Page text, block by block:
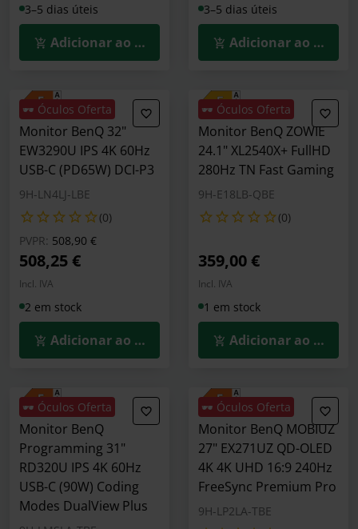
3–5 dias úteis
Adicionar ao Carrinho
3–5 dias úteis
Adicionar ao
🕶️ Óculos Oferta
Monitor BenQ 32"
EW3290U IPS 4K 60Hz
USB-C (PD65W) DCI-P3
9H-LN4LJ-LBE
(0)
PVPR: Preço reduzido de
508,90 €para
508,25 €
Incl. IVA
2 em stock
Adicionar ao Carrinho
🕶️ Óculos Oferta
Monitor BenQ ZOWIE
24.1" XL2540X+ FullHD
280Hz TN Fast Gaming
9H-E18LB-QBE
(0)
359,00 €
Incl. IVA
1 em stock
Adicionar ao
🕶️ Óculos Oferta
Monitor BenQ
Programming 31"
RD320U IPS 4K 60Hz
USB-C (90W) Coding
Modes DualView Plus
🕶️ Óculos Oferta
Monitor BenQ MOBIUZ
27" EX271UZ QD-OLED
4K 4K UHD 16:9 240Hz
FreeSync Premium Pro
9H-LP2LA-TBE